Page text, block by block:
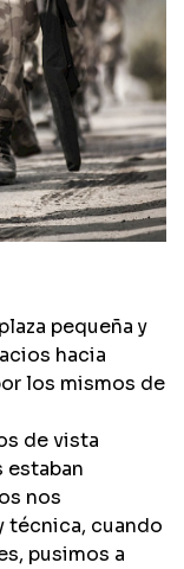
pequeña y
hacia
los mismos de
de vista
estaban
nos
técnica, cuando
pusimos a